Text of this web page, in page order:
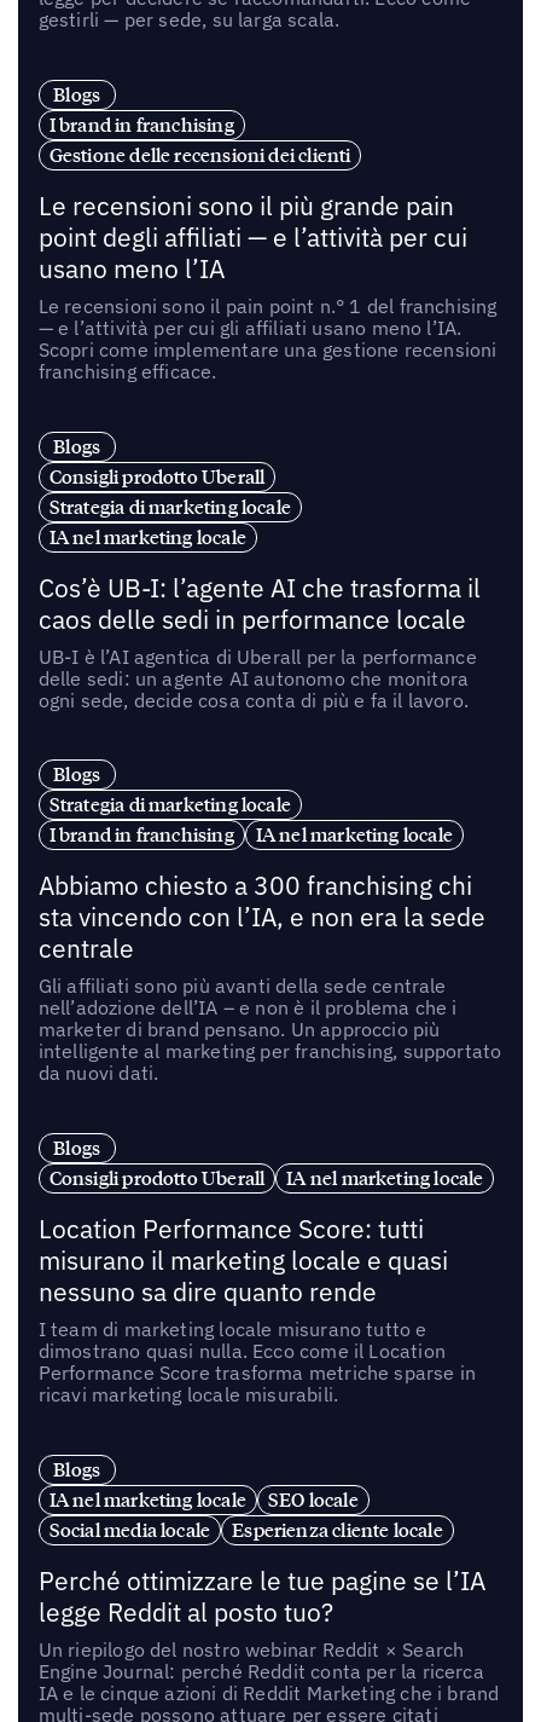
gestirli — per sede, su larga scala.
Blogs
I brand in franchising
Gestione delle recensioni dei clienti
Le recensioni sono il più grande pain
point degli affiliati — e l’attività per cui
usano meno l’IA
Le recensioni sono il pain point n.° 1 del franchising
— e l’attività per cui gli affiliati usano meno l’IA.
Scopri come implementare una gestione recensioni
franchising efficace.
Blogs
Consigli prodotto Uberall
Strategia di marketing locale
IA nel marketing locale
Cos’è UB-I: l’agente AI che trasforma il
caos delle sedi in performance locale
UB-I è l’AI agentica di Uberall per la performance
delle sedi: un agente AI autonomo che monitora
ogni sede, decide cosa conta di più e fa il lavoro.
Blogs
Strategia di marketing locale
I brand in franchising
IA nel marketing locale
Abbiamo chiesto a 300 franchising chi
sta vincendo con l’IA, e non era la sede
centrale
Gli affiliati sono più avanti della sede centrale
nell’adozione dell’IA – e non è il problema che i
marketer di brand pensano. Un approccio più
intelligente al marketing per franchising, supportato
da nuovi dati.
Blogs
Consigli prodotto Uberall
IA nel marketing locale
Location Performance Score: tutti
misurano il marketing locale e quasi
nessuno sa dire quanto rende
I team di marketing locale misurano tutto e
dimostrano quasi nulla. Ecco come il Location
Performance Score trasforma metriche sparse in
ricavi marketing locale misurabili.
Blogs
IA nel marketing locale
SEO locale
Social media locale
Esperienza cliente locale
Perché ottimizzare le tue pagine se l’IA
legge Reddit al posto tuo?
Un riepilogo del nostro webinar Reddit × Search
Engine Journal: perché Reddit conta per la ricerca
IA e le cinque azioni di Reddit Marketing che i brand
multi-sede possono attuare per essere citati